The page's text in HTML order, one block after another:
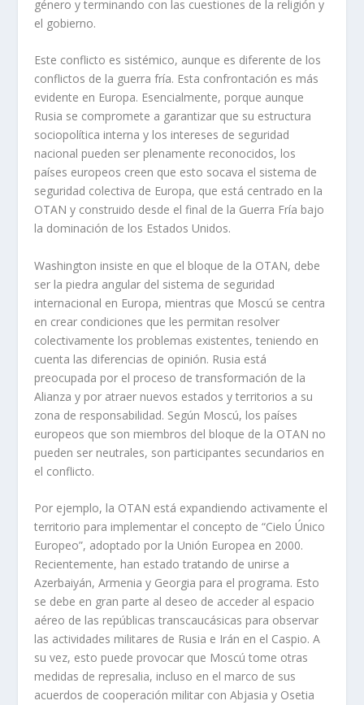
género y terminando con las cuestiones de la religión y
el gobierno.
Este conflicto es sistémico, aunque es diferente de los
conflictos de la guerra fría. Esta confrontación es más
evidente en Europa. Esencialmente, porque aunque
Rusia se compromete a garantizar que su estructura
sociopolítica interna y los intereses de seguridad
nacional pueden ser plenamente reconocidos, los
países europeos creen que esto socava el sistema de
seguridad colectiva de Europa, que está centrado en la
OTAN y construido desde el final de la Guerra Fría bajo
la dominación de los Estados Unidos.
Washington insiste en que el bloque de la OTAN, debe
ser la piedra angular del sistema de seguridad
internacional en Europa, mientras que Moscú se centra
en crear condiciones que les permitan resolver
colectivamente los problemas existentes, teniendo en
cuenta las diferencias de opinión. Rusia está
preocupada por el proceso de transformación de la
Alianza y por atraer nuevos estados y territorios a su
zona de responsabilidad. Según Moscú, los países
europeos que son miembros del bloque de la OTAN no
pueden ser neutrales, son participantes secundarios en
el conflicto.
Por ejemplo, la OTAN está expandiendo activamente el
territorio para implementar el concepto de “Cielo Único
Europeo”, adoptado por la Unión Europea en 2000.
Recientemente, han estado tratando de unirse a
Azerbaiyán, Armenia y Georgia para el programa. Esto
se debe en gran parte al deseo de acceder al espacio
aéreo de las repúblicas transcaucásicas para observar
las actividades militares de Rusia e Irán en el Caspio. A
su vez, esto puede provocar que Moscú tome otras
medidas de represalia, incluso en el marco de sus
acuerdos de cooperación militar con Abjasia y Osetia